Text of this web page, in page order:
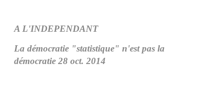
A L'INDEPENDANT
La démocratie "statistique" n'est pas la
démocratie 28 oct. 2014